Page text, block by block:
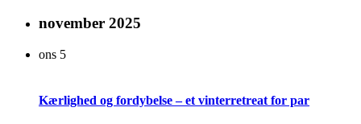
november 2025
ons 5
Kærlighed og fordybelse – et vinterretreat for par